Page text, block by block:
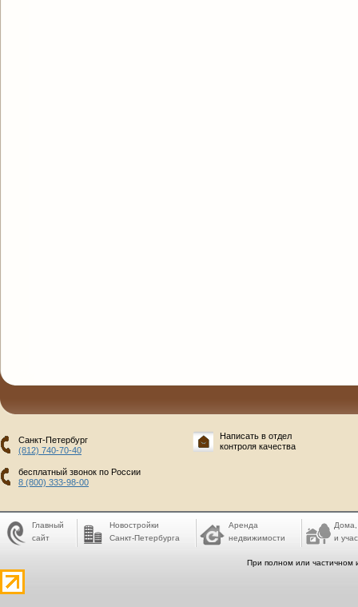
Санкт-Петербург
(812) 740-70-40
бесплатный звонок по России
8 (800) 333-98-00
Написать в отдел
контроля качества
Главный
сайт
Новостройки
Санкт-Петербурга
Аренда
недвижимости
Дома,
и
При полном или частичном